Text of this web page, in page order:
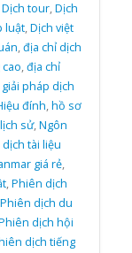
Dịch tour,Dịch
luật,Dịch việt
,địa chỉ dịch
,địa chỉ
giải pháp dịch
đính,hồ sơ
lịch sử,Ngôn
tài liệu
giá rẻ,
,Phiên dịch
Phiên dịch du
dịch hội
dịch tiếng